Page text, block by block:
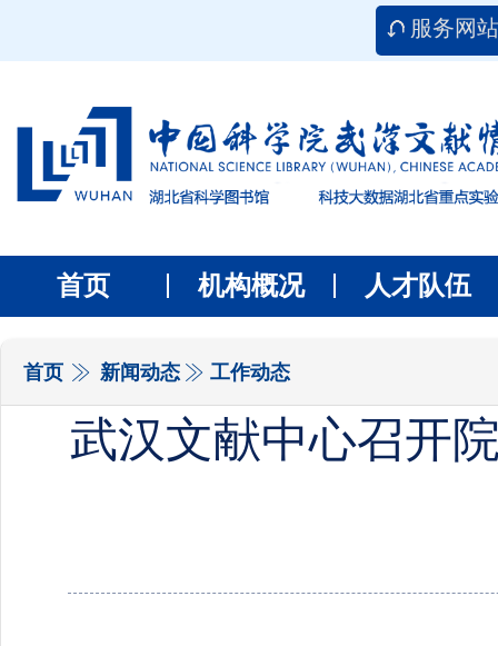
服务网站
首页 机构概况 人才队伍
首页 新闻动态 工作动态
武汉文献中心召开